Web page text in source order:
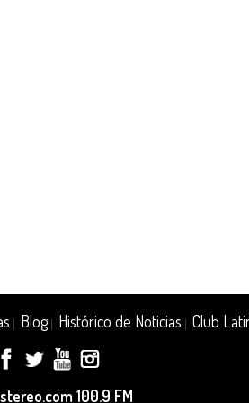
Blog| Histórico de Noticias Club
100.9 FM